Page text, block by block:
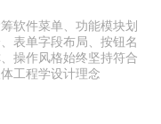
软件菜单、功能模块划
表单字段布局、按钮名
操作风格始终坚持符合
体工程学设计理念